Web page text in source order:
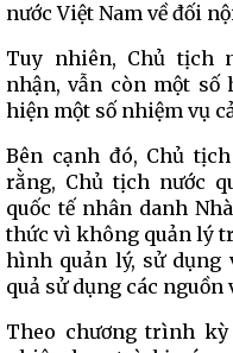
nước Việt Nam về đối
Tuy nhiên, Chủ tịch
nhận, vẫn còn một số
hiện một số nhiệm vụ
Bên cạnh đó, Chủ
rằng, Chủ tịch nước
quốc tế nhân danh
thức vì không quản lý
hình quản lý, sử dụng
quả sử dụng các nguồn
Theo chương trình kỳ